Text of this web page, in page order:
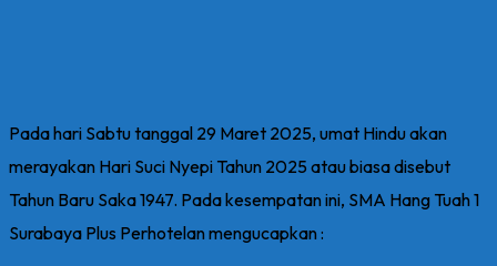
Pada hari Sabtu tanggal 29 Maret 2025, umat Hindu akan
merayakan Hari Suci Nyepi Tahun 2025 atau biasa disebut
Tahun Baru Saka 1947. Pada kesempatan ini, SMA Hang Tuah 1
Surabaya Plus Perhotelan mengucapkan :